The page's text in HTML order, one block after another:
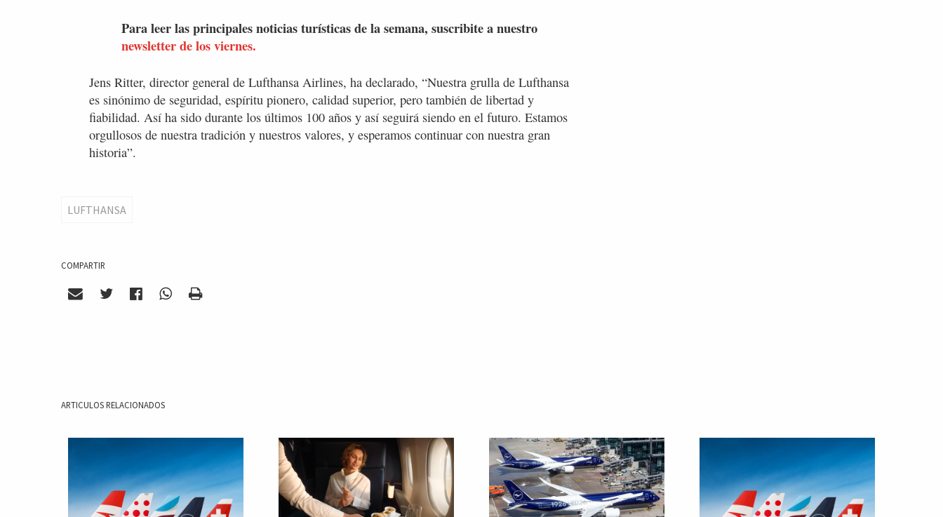
Para leer las principales noticias turísticas de la semana, suscribite a nuestro
newsletter de los viernes.
Jens Ritter, director general de Lufthansa Airlines, ha declarado, “Nuestra grulla de Lufthansa
es sinónimo de seguridad, espíritu pionero, calidad superior, pero también de libertad y
fiabilidad. Así ha sido durante los últimos 100 años y así seguirá siendo en el futuro. Estamos
orgullosos de nuestra tradición y nuestros valores, y esperamos continuar con nuestra gran
historia”.
LUFTHANSA
COMPARTIR
ARTICULOS RELACIONADOS